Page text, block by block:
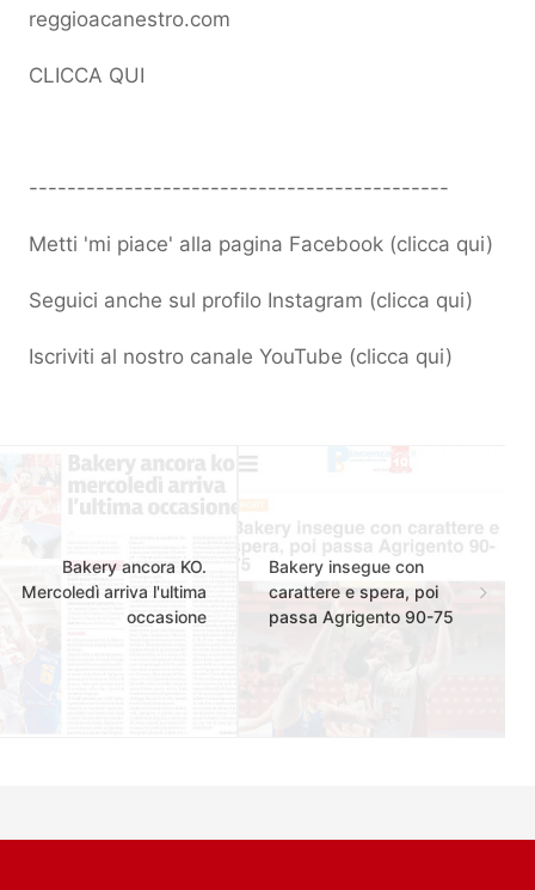
reggioacanestro.com
CLICCA QUI
--------------------------------------------
Metti 'mi piace' alla pagina Facebook (clicca qui)
Seguici anche sul profilo Instagram (clicca qui)
Iscriviti al nostro canale YouTube (clicca qui)
Bakery ancora KO.
Mercoledì arriva l'ultima
occasione
Bakery insegue con
carattere e spera, poi
passa Agrigento 90-75